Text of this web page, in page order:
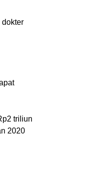
dokter
triliun
2020